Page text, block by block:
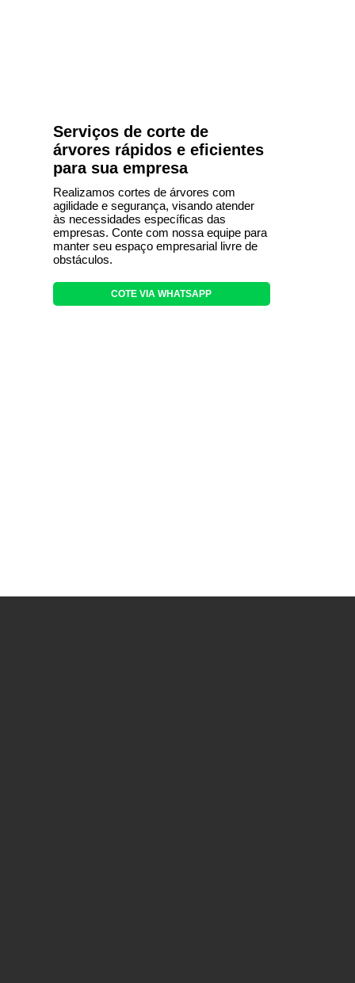
Serviços de corte de
árvores rápidos e eficientes
para sua empresa
Realizamos cortes de árvores com
agilidade e segurança, visando atender
às necessidades específicas das
empresas. Conte com nossa equipe para
manter seu espaço empresarial livre de
obstáculos.
COTE VIA WHATSAPP